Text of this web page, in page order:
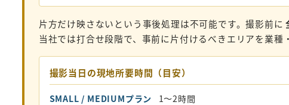
片方だけ映さないという事後処理は不可能です。撮影前に
当社では打合せ段階で、事前に片付けるべきエリアを業種
撮影当日の現地所要時間（目安）
SMALL / MEDIUMプラン
1〜2時間